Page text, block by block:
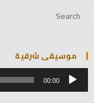
موسيقى شرقية
مشغل
الصوت 00:00